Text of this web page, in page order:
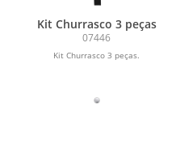
Kit Churrasco 3 peças
07446
Kit Churrasco 3 peças.